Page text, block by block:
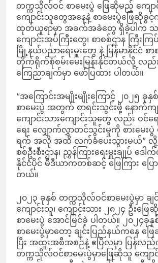
တက္ကသိုလ်ဝင် စာမေးပွဲ ဖြေဆိုမည့် ကျော
ကျောင်းသူတွေအနေနဲ့ စာမေးပွဲဖြေဆိုခွ
ထုတ်ယူရာမှာ အခက်အခဲတွေ ရှိခဲ့ပါက
ကျောင်းအုပ်ကြီးတွေ၊ စာစစ်ဌာန ကြီးကြ
မြို့နယ်ပညာရေးမှူးတွေ နဲ့ မြန်မာနိုင်ငံ စာ
တိုက်ရိုက်စုံစမ်းမေးမြန်းနိုင်တယ်လို့ လည်
ကြေညာချက်မှာ ဖော်ပြထား ပါတယ်။
“အကြောင်းအမျိုးမျိုးကြောင့် ၂၀၂၅
စာမေးပွဲ အတွက် စာရင်းသွင်းဖို့ နောက်က
ကျောင်းသားကျောင်းသူတွေ လည်း ဝင်ရ
ရေး လျှောက်လွှာတင်သွင်းမှုကို စားမေးပွဲ
ရက် အလို အထိ လက်ခံပေးသွားမယ်” လို့ မ
စစ်ဦးစီးဌာန၊ ညွှန်ကြားရေးမှူးချုပ် ဒေ
နိုင်ငံပိုင် မီဒီယာကတစ်ဆင့် ဖြေကြား ပြေ
တယ်။
၂၀၂၃ ခုနှစ် တက္ကသိုလ်ဝင်စာမေးပွဲမှာ ခ
ကျောင်းသူ၊ ကျောင်းသား ၂၈၂၄ ဦးဖြေ
စာမေးပွဲ အောင်မြင်ခဲ့ ပါတယ်။ ၂၀၂၄
စာမေးပွဲမှာတော့ ချင်းပြည်နယ်ကနေ ဖြ
ပြီး အထူးအစီအစဉ်နဲ့ ဧပြီလမှာ ပြန်လ
တက္ကသိုလ်ဝင်စာမေးပွဲမှာဖြေဆိုသူ ကျော